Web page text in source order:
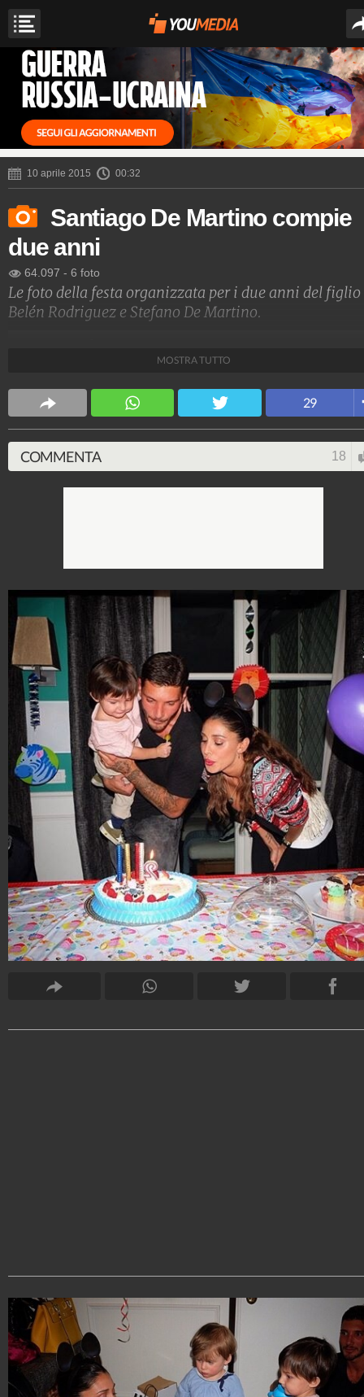
10 aprile 2015 00:32
Santiago De Martino compie
due anni
64.097 - 6 foto
Le foto della festa organizzata per i due anni del
Belén Rodriguez e Stefano De Martino.
9.454 video-76.076 foto
MOSTRA TUTTO
29
COMMENTA 18